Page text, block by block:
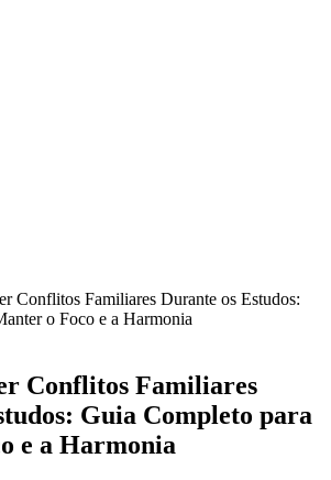
Conflitos Familiares Durante os Estudos:
o Foco e a Harmonia
Conflitos Familiares
Guia Completo para
e a Harmonia